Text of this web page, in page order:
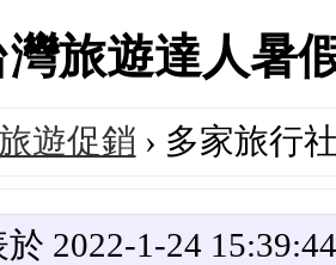
灣旅遊達人暑
遊促銷 › 多家旅行
2022-1-24 15:39:44